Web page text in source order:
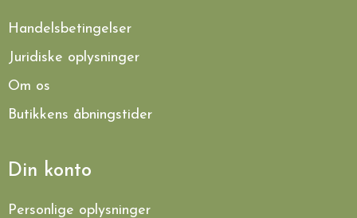
Handelsbetingelser
Juridiske oplysninger
Om os
Butikkens åbningstider
Din konto
Personlige oplysninger